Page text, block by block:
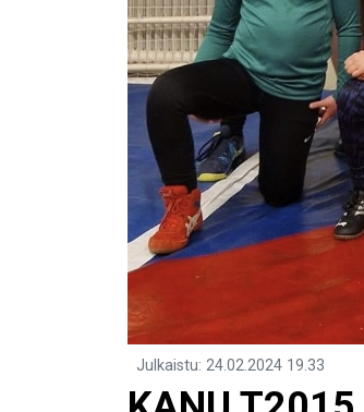
Julkaistu: 24.02.2024 19.33